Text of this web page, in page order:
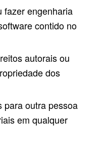
fazer engenharia
contido no
autorais ou
dos
para outra pessoa
em qualquer